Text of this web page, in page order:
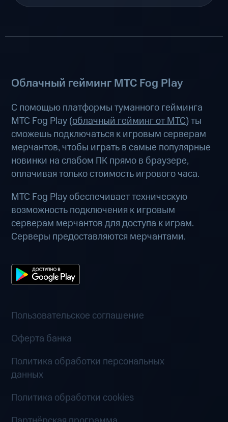
Облачный гейминг МТС Fog Play
С помощью платформы туманного гейминга
МТС Fog Play (облачный гейминг от МТС) ты
сможешь подключаться к игровым серверам
мерчантов, чтобы играть в самые популярные
новинки на слабом ПК прямо в браузере,
оплачивая только стоимость игрового часа.
МТС Fog Play обеспечивает техническую
возможность подключения к игровым
серверам мерчантов для доступа к играм.
Серверы предоставляются мерчантами.
Пользовательское соглашение
Оферта банка
Политика обработки персональных
данных
Политика обработки cookies